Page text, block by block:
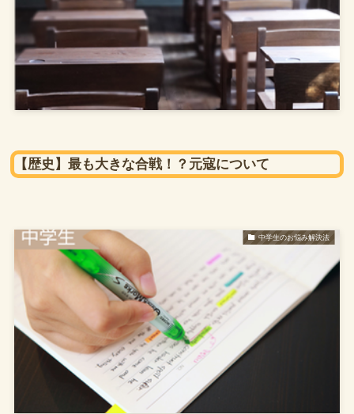
【歴史】最も大きな合戦！？元寇について
中学生のお悩み解決法